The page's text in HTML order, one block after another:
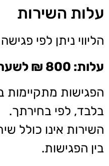
עלות השירות
הליווי ניתן לפי פגישה בת 60
עלות: 800 ₪ לשעה
הפגישות מתקיימות
בלבד, לפי בחירתך.
השירות אינו כולל
בין הפגישות.